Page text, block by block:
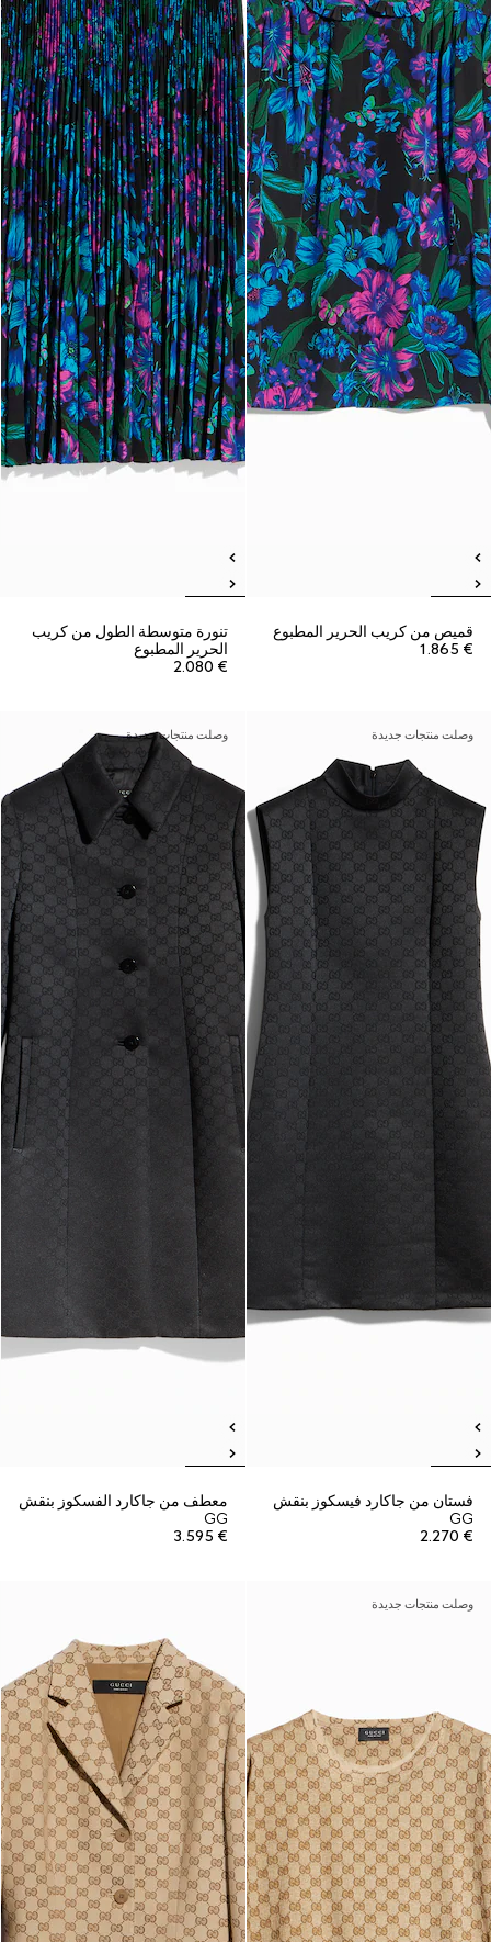
قميص من كريب الحرير المطبوع
€ 1.865
تنورة متوسطة الطول من كريب
الحرير المطبوع
€ 2.080
وصلت منتجات جديدة
فستان من جاكارد فيسكوز بنقش
GG
€ 2.270
وصلت منتجات جديدة
معطف من جاكارد الفسكوز بنقش
GG
€ 3.595
وصلت منتجات جديدة